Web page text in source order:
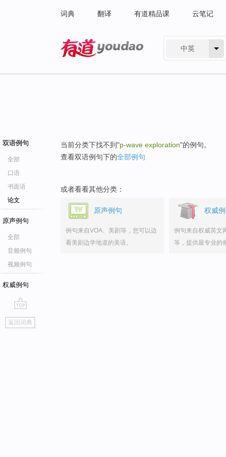
词典 翻译 有道精品课 云笔记
中英
双语例句
全部
口语
书面语
论文
原声例句
全部
音频例句
视频例句
权威例句
go
top
返回词典
当前分类下找不到"p-wave exploration"的例句。
查看双语例句下的全部例句
或者看看其他分类：
原声例句
例句来自VOA、美剧等，您可以边
看美剧边学地道的美语。
权威
例句来自权威英文
等，提供最专业的